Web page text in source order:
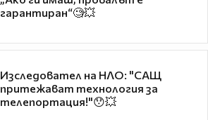
гарантиран“🧐💥
Изследовател на НЛО: "САЩ
притежават технология за
телепортация!"😯💥